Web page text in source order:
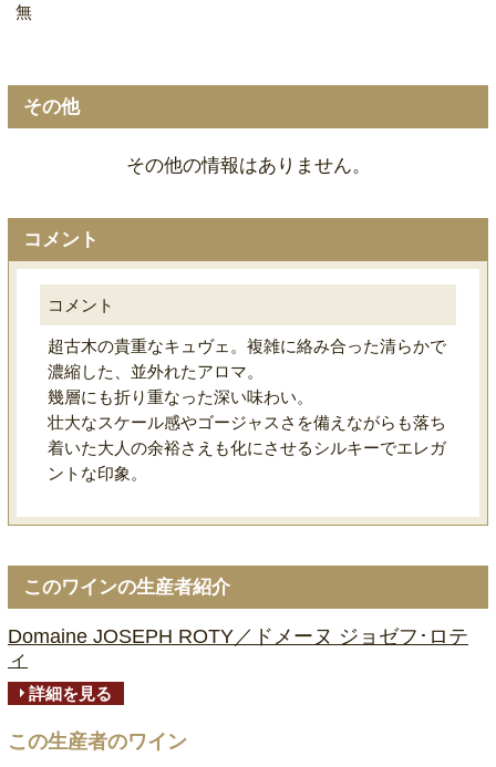
無
その他
その他の情報はありません。
コメント
コメント
超古木の貴重なキュヴェ。複雑に絡み合った清らかで
濃縮した、並外れたアロマ。
幾層にも折り重なった深い味わい。
壮大なスケール感やゴージャスさを備えながらも落ち
着いた大人の余裕さえも化にさせるシルキーでエレガ
ントな印象。
このワインの生産者紹介
Domaine JOSEPH ROTY／ドメーヌ ジョゼフ･ロテ
ィ
詳細を見る
この生産者のワイン